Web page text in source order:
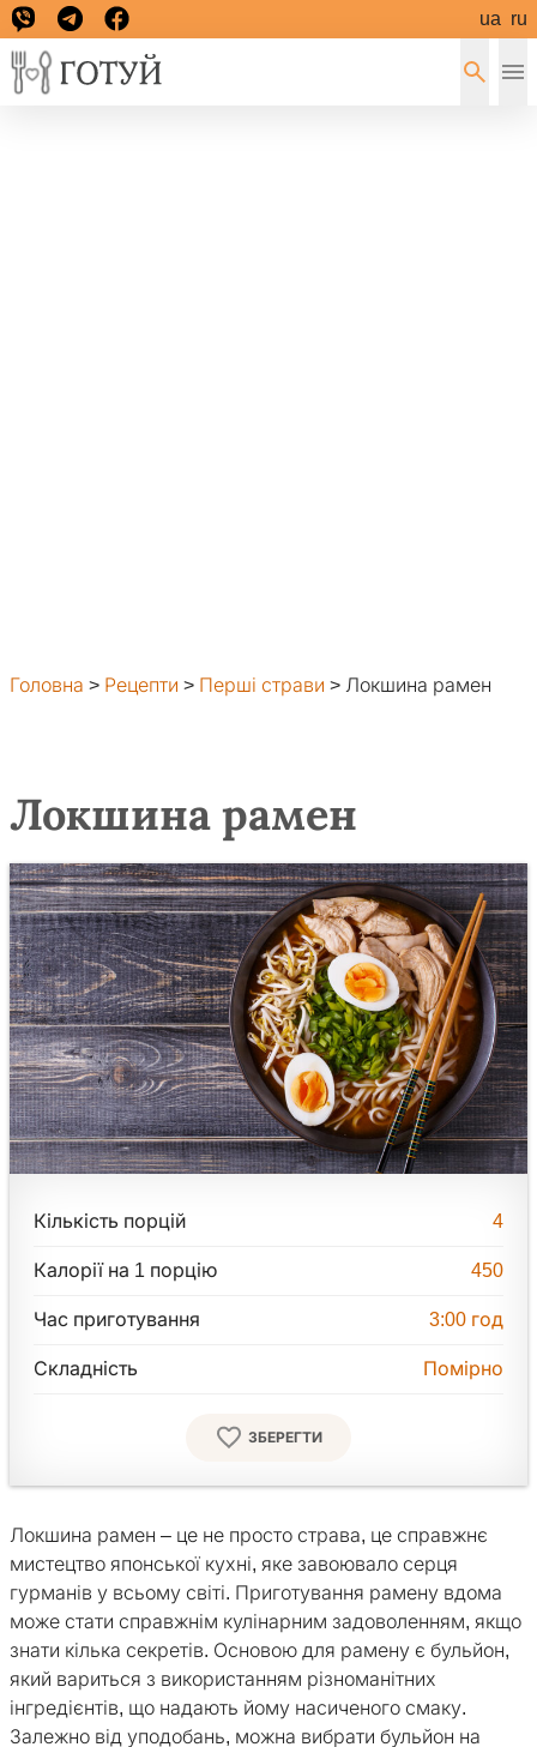
ua ru
Головна > Рецепти > Перші страви > Локшина рамен
Локшина рамен
Кількість порцій 4
Калорії на 1 порцію 450
Час приготування 3:00 год
Складність Помірно
ЗБЕРЕГТИ
Локшина рамен – це не просто страва, це справжнє
мистецтво японської кухні, яке завоювало серця
гурманів у всьому світі. Приготування рамену вдома
може стати справжнім кулінарним задоволенням, якщо
знати кілька секретів. Основою для рамену є бульйон,
який вариться з використанням різноманітних
інгредієнтів, що надають йому насиченого смаку.
Залежно від уподобань, можна вибрати бульйон на